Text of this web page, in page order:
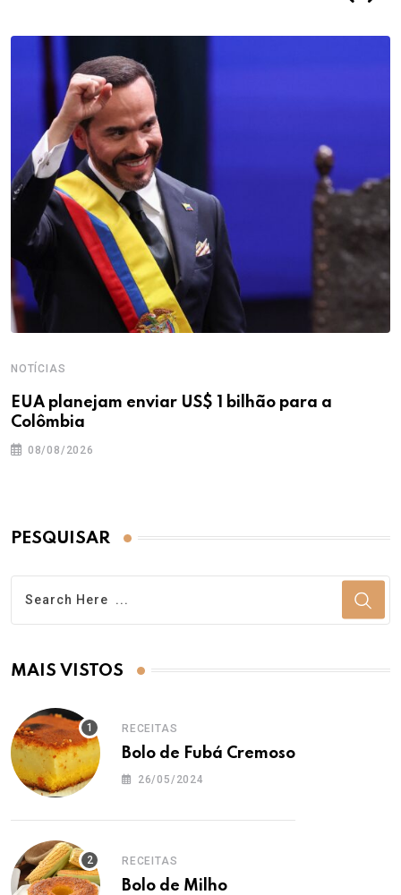
NOTÍCIAS
EUA planejam enviar US$ 1 bilhão para a
Colômbia
08/08/2026
PESQUISAR
MAIS VISTOS
RECEITAS
Bolo de Fubá Cremoso
26/05/2024
RECEITAS
Bolo de Milho